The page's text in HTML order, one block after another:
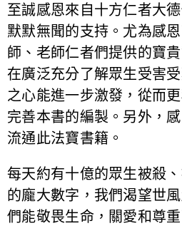
至誠感恩來自十方仁者大
默默無聞的支持。尤為感
師、老師仁者們提供的寶
在廣泛充分了解眾生受害
之心能進一步激發，從而
完善本書的編製。另外，
流通此法寶書籍。
每天約有十億的眾生被殺
的龐大數字，我們渴望世
們能敬畏生命，關愛和尊